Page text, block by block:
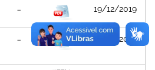
19/12/2019
19/12/2019